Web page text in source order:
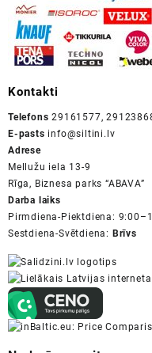
Kontakti
Telefons 29161577,
E-pasts info@siltini.lv
Adrese
Mellužu iela 13-9
Rīga, Biznesa parks “ABAVA”
Darba laiks
Pirmdiena-Piektdiena:
Sestdiena-Svētdiena: Brīvs